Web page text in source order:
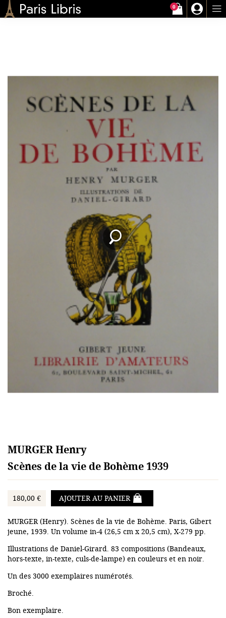
Paris-Libris
0
MURGER Henry
Scènes de la vie de Bohème 1939
180,00 € AJOUTER AU PANIER
MURGER (Henry). Scènes de la vie de Bohème. Paris, Gibert
jeune, 1939. Un volume in-4 (26,5 cm x 20,5 cm), X-279 pp.
Illustrations de Daniel-Girard. 83 compositions (Bandeaux,
hors-texte, in-texte, culs-de-lampe) en couleurs et en noir.
Un des 3000 exemplaires numérotés.
Broché.
Bon exemplaire.